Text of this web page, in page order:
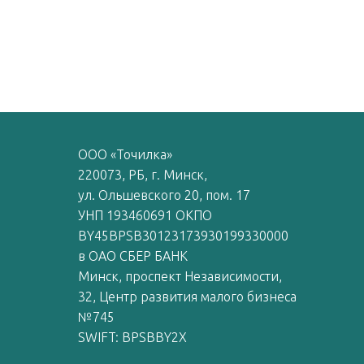
ООО «Точилка»
220073, РБ, г. Минск,
ул. Ольшевского 20, пом. 17
УНП 193460691 ОКПО
BY45BPSB30123173930199330000
в ОАО СБЕР БАНК
Минск, проспект Независимости,
32, Центр развития малого бизнеса
№745
SWIFT: BPSBBY2X